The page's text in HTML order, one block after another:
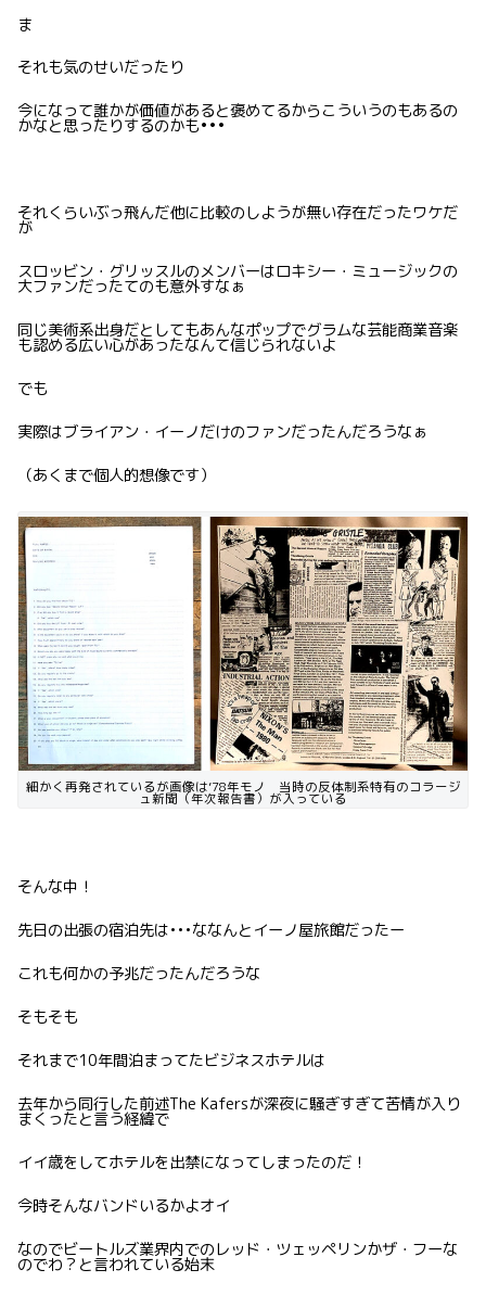
ま
それも気のせいだったり
今になって誰かが価値があると褒めてるからこういうのもあるの
かなと思ったりするのかも•••
それくらいぶっ飛んだ他に比較のしようが無い存在だったワケだ
が
スロッビン・グリッスルのメンバーはロキシー・ミュージックの
大ファンだったてのも意外すなぁ
同じ美術系出身だとしてもあんなポップでグラムな芸能商業音楽
も認める広い心があったなんて信じられないよ
でも
実際はブライアン・イーノだけのファンだったんだろうなぁ
（あくまで個人的想像です）
細かく再発されているが画像は’78年モノ 当時の反体制系特有のコラージ
ュ新聞（年次報告書）が入っている
そんな中！
先日の出張の宿泊先は•••ななんとイーノ屋旅館だったー
これも何かの予兆だったんだろうな
そもそも
それまで10年間泊まってたビジネスホテルは
去年から同行した前述The Kafersが深夜に騒ぎすぎて苦情が入り
まくったと言う経緯で
イイ歳をしてホテルを出禁になってしまったのだ！
今時そんなバンドいるかよオイ
なのでビートルズ業界内でのレッド・ツェッペリンかザ・フーな
のでわ？と言われている始末